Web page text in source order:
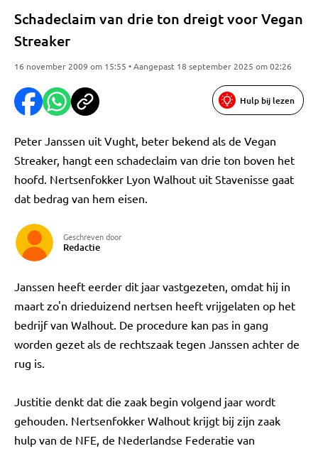
Schadeclaim van drie ton dreigt voor Vegan
Streaker
16 november 2009 om 15:55 • Aangepast 18 september 2025 om 02:26
Hulp bij lezen
Peter Janssen uit Vught, beter bekend als de Vegan
Streaker, hangt een schadeclaim van drie ton boven het
hoofd. Nertsenfokker Lyon Walhout uit Stavenisse gaat
dat bedrag van hem eisen.
Geschreven door
Redactie
Janssen heeft eerder dit jaar vastgezeten, omdat hij in
maart zo'n drieduizend nertsen heeft vrijgelaten op het
bedrijf van Walhout. De procedure kan pas in gang
worden gezet als de rechtszaak tegen Janssen achter de
rug is.
Justitie denkt dat die zaak begin volgend jaar wordt
gehouden. Nertsenfokker Walhout krijgt bij zijn zaak
hulp van de NFE, de Nederlandse Federatie van